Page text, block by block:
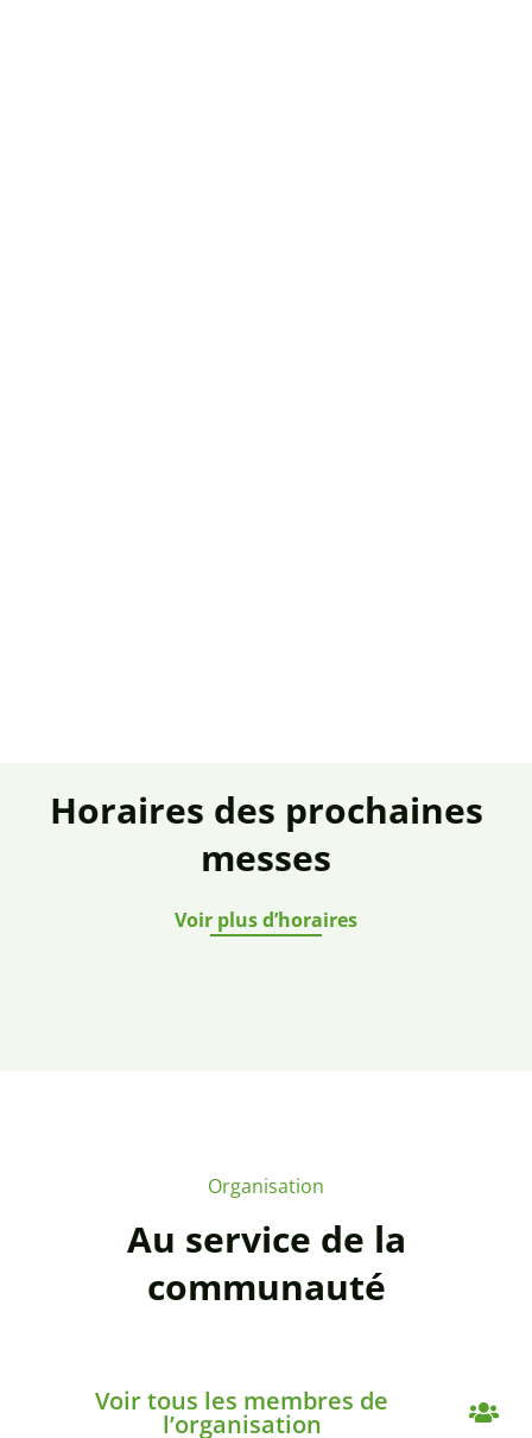
Horaires des prochaines
messes
Voir plus d’horaires
Organisation
Au service de la
communauté
Voir tous les membres de
l’organisation